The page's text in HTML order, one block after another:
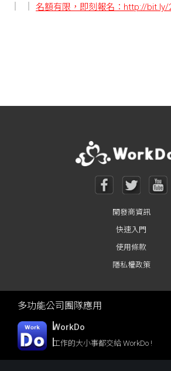
名額有限，即刻報名： http://bit.ly/
Posts navigation
開發商資訊
快速入門
使用條款
隱私權政策
多功能公司團隊應用
WorkDo
工作的大小事都交給 WorkDo !